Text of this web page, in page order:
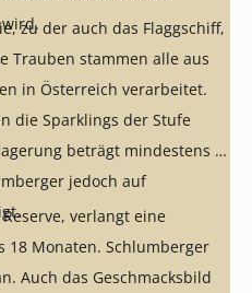
zu der auch das Flaggschiff,
Trauben stammen alle aus
in Österreich verarbeitet.
die Sparklings der Stufe
beträgt mindestens 9
jedoch auf
verlangt eine
18 Monaten. Schlumberger
Auch das Geschmacksbild